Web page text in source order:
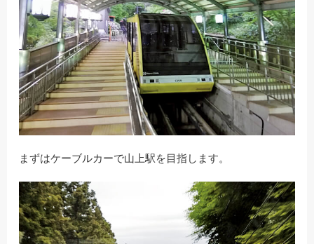
まずはケーブルカーで山上駅を目指します。